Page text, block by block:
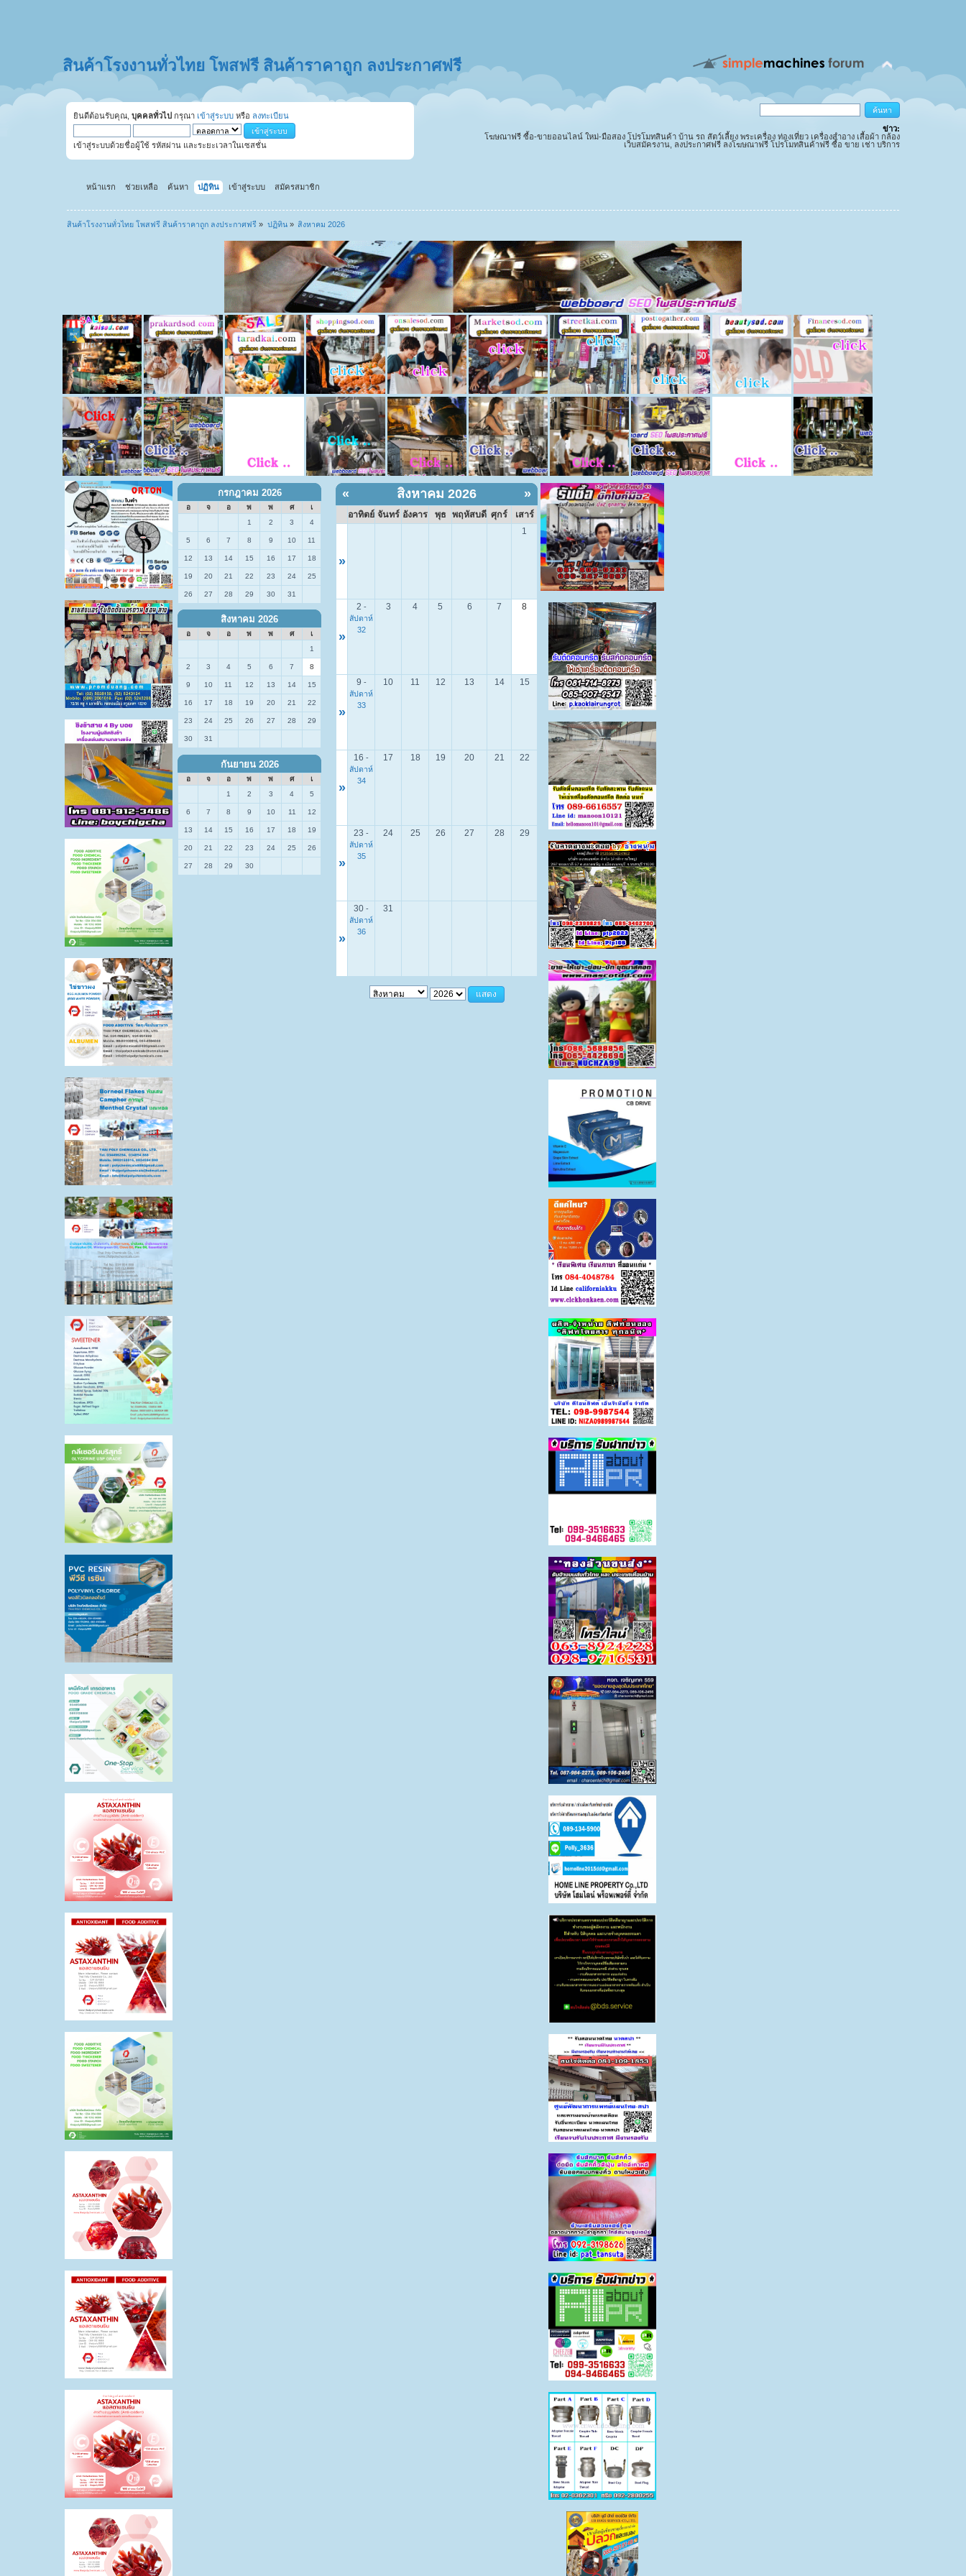
สินค้าโรงงานทั่วไทย โพสฟรี สินค้าราคาถูก ลงประกาศฟรี
ยินดีต้อนรับคุณ,บุคคลทั่วไป กรุณา เข้าสู่ระบบ หรือ ลงทะเบียน
เข้าสู่ระบบด้วยชื่อผู้ใช้ รหัสผ่าน และระยะเวลาในเซสชั่น
ข่าว:
โฆษณาฟรี ซื้อ-ขายออนไลน์ ใหม่-มือสอง โปรโมทสินค้า บ้าน รถ สัตว์เลี้ยง พระเครื่อง ท่องเที่ยว เครื่องสำอาง เสื้อผ้า กล้อง
เว็บสมัครงาน, ลงประกาศฟรี ลงโฆษณาฟรี โปรโมทสินค้าฟรี ซื้อ ขาย เช่า บริการ
หน้าแรก ช่วยเหลือ ค้นหา ปฏิทิน เข้าสู่ระบบ สมัครสมาชิก
สินค้าโรงงานทั่วไทย โพสฟรี สินค้าราคาถูก ลงประกาศฟรี » ปฏิทิน» สิงหาคม 2026
กรกฎาคม 2026
อ จ อ พ พ ศ
เ
1
2 3 4
5 6 7 8 9 10 11
12 13 14 15 16 17 18
19 20 21 22 23 24 25
26 27 28 29 30 31
สิงหาคม 2026
อ จ อ พ พ ศ
เ
1
2 3 4 5 6 7 8
9 10 11 12 13 14 15
16 17 18 19 20 21 22
23 24 25 26 27 28 29
30 31
กันยายน 2026
อ จ อ พ พ ศ
เ
1
2 3 4 5
6 7 8 9 10 11 12
13 14 15 16 17 18 19
20 21 22 23 24 25 26
27 28 29 30
« »
สิงหาคม 2026
อาทิตย์ จันทร์ อังคาร พุธ พฤหัสบดี ศุกร์ เสาร์
»
1
»
2 -
สัปดาห์
32
3 4 5 6 7 8
»
9 -
สัปดาห์
33
10 11 12 13 14 15
»
16 -
สัปดาห์
34
17 18 19 20 21 22
»
23 -
สัปดาห์
35
24 25 26 27 28 29
»
30 -
สัปดาห์
36
31